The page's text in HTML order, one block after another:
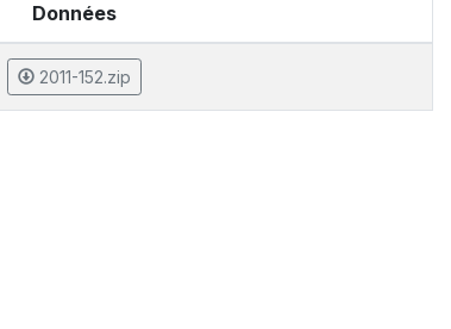
Données
2011-152.zip